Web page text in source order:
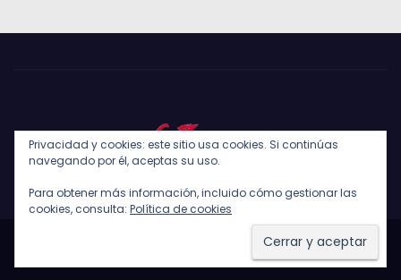
Tema: Newses deThemeansar
Privacidad y cookies: este sitio usa cookies. Si continúas
navegando por él, aceptas su uso.
Para obtener más información, incluido cómo gestionar las
cookies, consulta: Política de cookies